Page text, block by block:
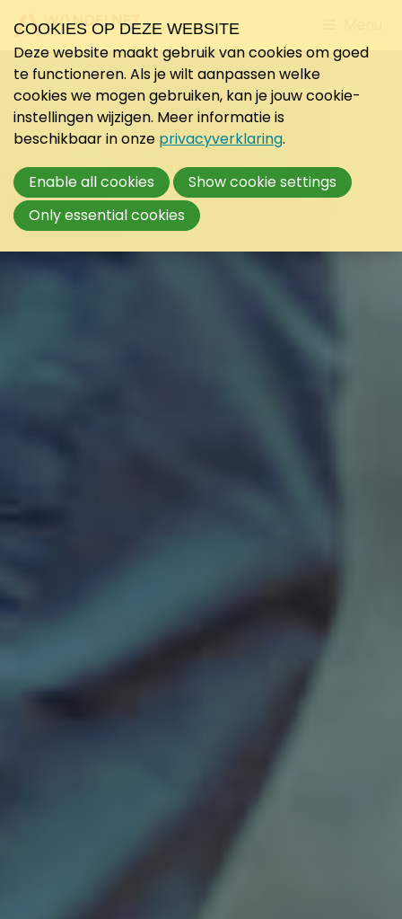
to
COOKIES OP DEZE WEBSITE
Deze website maakt gebruik van cookies om goed
te functioneren. Als je wilt aanpassen welke
cookies we mogen gebruiken, kan je jouw cookie-
instellingen wijzigen. Meer informatie is
beschikbaar in onze privacyverklaring.
Enable all cookies
Show cookie settings
Only essential cookies